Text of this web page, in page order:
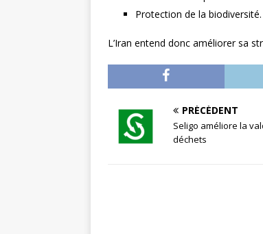
Protection de la biodiversité.
L’Iran entend donc améliorer sa
PRÉCÉDENT
Seligo améliore la
déchets